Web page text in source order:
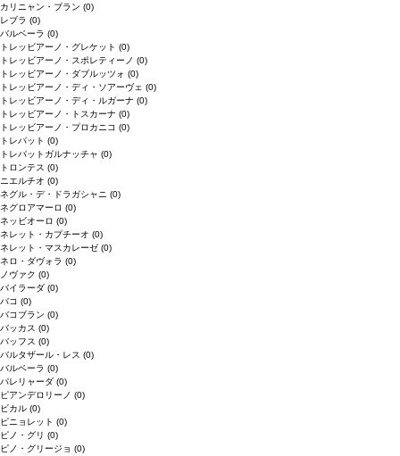
カリニャン・ブラン (0)
レブラ (0)
バルベーラ (0)
トレッビアーノ・グレケット (0)
トレッビアーノ・スポレティーノ (0)
トレッビアーノ・ダブルッツォ (0)
トレッビアーノ・ディ・ソアーヴェ (0)
トレッビアーノ・ディ・ルガーナ (0)
トレッビアーノ・トスカーナ (0)
トレッビアーノ・プロカニコ (0)
トレパット (0)
トレパットガルナッチャ (0)
トロンテス (0)
ニエルチオ (0)
ネグル・デ・ドラガシャニ (0)
ネグロアマーロ (0)
ネッビオーロ (0)
ネレット・カプチーオ (0)
ネレット・マスカレーゼ (0)
ネロ・ダヴォラ (0)
ノヴァク (0)
バイラーダ (0)
バコ (0)
バコブラン (0)
バッカス (0)
バッフス (0)
バルタザール・レス (0)
バルベーラ (0)
パレリャーダ (0)
ピアンデロリーノ (0)
ビカル (0)
ピニョレット (0)
ピノ・グリ (0)
ピノ・グリージョ (0)